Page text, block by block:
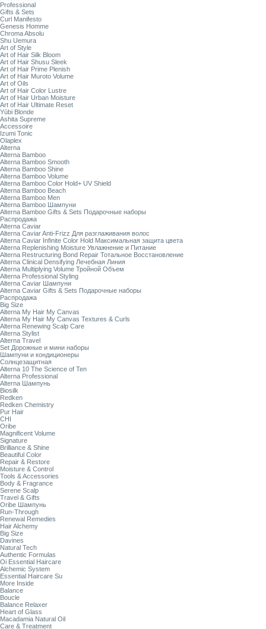
Professional
Gifts & Sets
Curl Manifesto
Genesis Homme
Chroma Absolu
Shu Uemura
Art of Style
Art of Hair Silk Bloom
Art of Hair Shusu Sleek
Art of Hair Prime Plenish
Art of Hair Muroto Volume
Art of Oils
Art of Hair Color Lustre
Art of Hair Urban Moisture
Art of Hair Ultimate Reset
Yūbi Blonde
Ashita Supreme
Accessoire
Izumi Tonic
Olaplex
Alterna
Alterna Bamboo
Alterna Bamboo Smooth
Alterna Bamboo Shine
Alterna Bamboo Volume
Alterna Bamboo Color Hold+ UV Shield
Alterna Bamboo Beach
Alterna Bamboo Men
Alterna Bamboo Шампуни
Alterna Bamboo Gifts & Sets Подарочные наборы
Распродажа
Alterna Caviar
Alterna Caviar Anti-Frizz Для разглаживания волос
Alterna Caviar Infinite Color Hold Максимальная защита цвета
Alterna Replenishing Moisture Увлажнение и Питание
Alterna Restructuring Bond Repair Тотальное Восстановление
Alterna Clinical Densifying Лечебная Линия
Alterna Multiplying Volume Тройной Объем
Alterna Professional Styling
Alterna Caviar Шампуни
Alterna Caviar Gifts & Sets Подарочные наборы
Распродажа
Big Size
Alterna My Hair My Canvas
Alterna My Hair My Canvas Textures & Curls
Alterna Renewing Scalp Care
Alterna Stylist
Alterna Travel
Set Дорожные и мини наборы
Шампуни и кондиционеры
Солнцезащитная
Alterna 10 The Science of Ten
Alterna Professional
Alterna Шампунь
Biosilk
Redken
Redken Chemistry
Pur Hair
CHI
Oribe
Magnificent Volume
Signature
Brilliance & Shine
Beautiful Color
Repair & Restore
Moisture & Control
Tools & Accessories
Body & Fragrance
Serene Scalp
Travel & Gifts
Oribe Шампунь
Run-Through
Renewal Remedies
Hair Alchemy
Big Size
Davines
Natural Tech
Authentic Formulas
Oi Essential Haircare
Alchemic System
Essential Haircare Su
More Inside
Balance
Boucle
Balance Relaxer
Heart of Glass
Macadamia Natural Oil
Care & Treatment